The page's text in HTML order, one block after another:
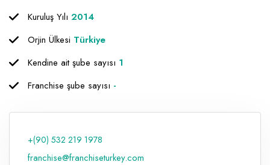
Kuruluş Yılı 2014
Orjin Ülkesi Türkiye
Kendine ait şube sayısı 1
Franchise şube sayısı -
+(90) 532 219 1978
franchise@franchiseturkey.com